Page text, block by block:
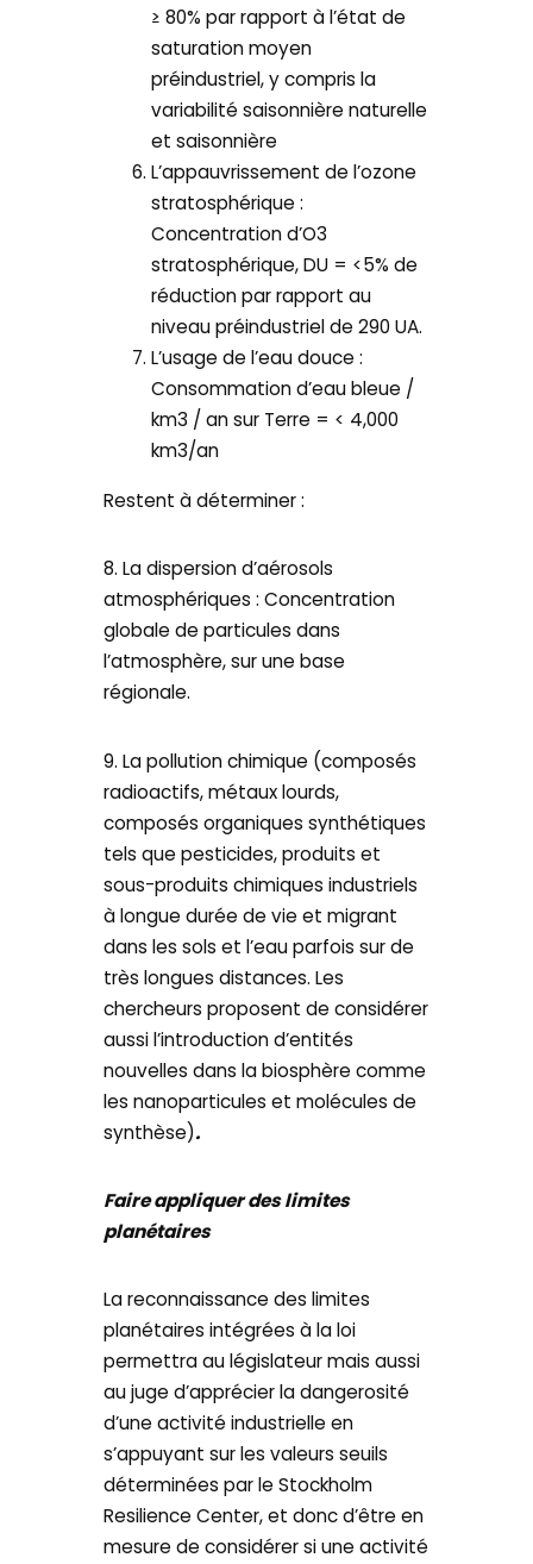
≥ 80% par rapport à l’état de
saturation moyen
préindustriel, y compris la
variabilité saisonnière naturelle
et saisonnière
L’appauvrissement de l’ozone
stratosphérique :
Concentration d’O3
stratosphérique, DU = <5% de
réduction par rapport au
niveau préindustriel de 290 UA.
L’usage de l’eau douce :
Consommation d’eau bleue /
km3 / an sur Terre = < 4,000
km3/an
Restent à déterminer :
8. La dispersion d’aérosols
atmosphériques : Concentration
globale de particules dans
l’atmosphère, sur une base
régionale.
9. La pollution chimique (composés
radioactifs, métaux lourds,
composés organiques synthétiques
tels que pesticides, produits et
sous-produits chimiques industriels
à longue durée de vie et migrant
dans les sols et l’eau parfois sur de
très longues distances. Les
chercheurs proposent de considérer
aussi l’introduction d’entités
nouvelles dans la biosphère comme
les nanoparticules et molécules de
synthèse).
Faire appliquer des limites
planétaires
La reconnaissance des limites
planétaires intégrées à la loi
permettra au législateur mais aussi
au juge d’apprécier la dangerosité
d’une activité industrielle en
s’appuyant sur les valeurs seuils
déterminées par le Stockholm
Resilience Center, et donc d’être en
mesure de considérer si une activité